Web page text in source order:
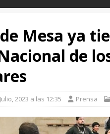
Mesa ya
de
2023 a las 12:35 Prensa